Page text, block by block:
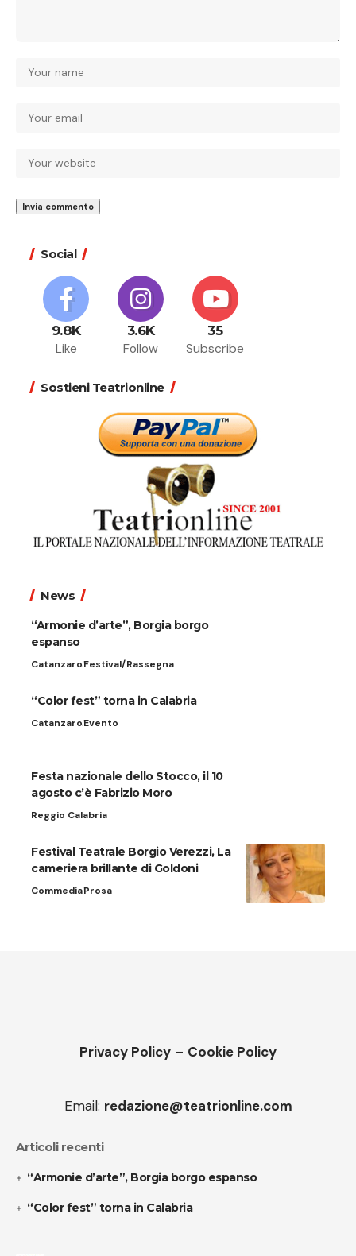
Social
9.8K
Like
3.6K
Follow
35
Subscribe
Sostieni Teatrionline
News
“Armonie d’arte”, Borgia borgo
espanso
CatanzaroFestival/Rassegna
“Color fest” torna in Calabria
CatanzaroEvento
Festa nazionale dello Stocco, il 10
agosto c’è Fabrizio Moro
Reggio Calabria
Festival Teatrale Borgio Verezzi, La
cameriera brillante di Goldoni
CommediaProsa
Privacy Policy – Cookie Policy
Email: redazione@teatrionline.com
Articoli recenti
“Armonie d’arte”, Borgia borgo espanso
“Color fest” torna in Calabria